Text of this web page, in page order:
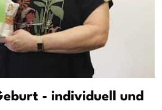
- individuell und